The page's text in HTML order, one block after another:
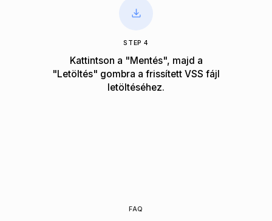
STEP 4
Kattintson a "Mentés", majd a
"Letöltés" gombra a frissített VSS fájl
letöltéséhez.
FAQ